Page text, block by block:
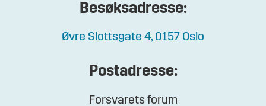
Besøksadresse:
Øvre Slottsgate 4, 0157 Oslo
Postadresse:
Forsvarets forum